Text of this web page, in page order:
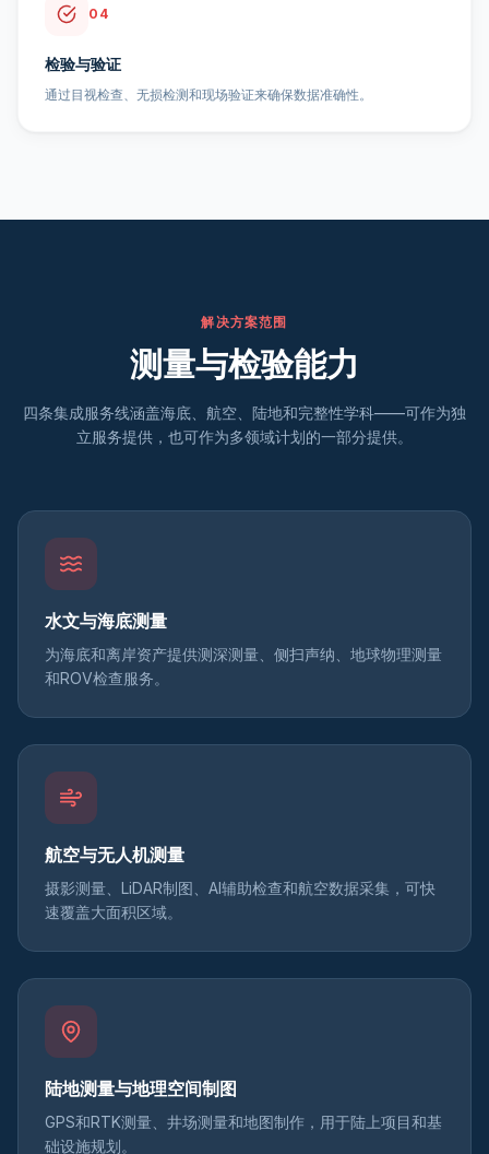
04
检验与验证
通过目视检查、无损检测和现场验证来确保数据准确性。
解决方案范围
测量与检验能力
四条集成服务线涵盖海底、航空、陆地和完整性学科——可作为独
立服务提供，也可作为多领域计划的一部分提供。
水文与海底测量
为海底和离岸资产提供测深测量、侧扫声纳、地球物理测量
和ROV检查服务。
航空与无人机测量
摄影测量、LiDAR制图、AI辅助检查和航空数据采集，可快
速覆盖大面积区域。
陆地测量与地理空间制图
GPS和RTK测量、井场测量和地图制作，用于陆上项目和基
础设施规划。